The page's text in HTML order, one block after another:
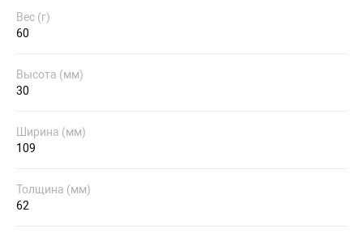
Вес (г)
60
Высота (мм)
30
Ширина (мм)
109
Толщина (мм)
62